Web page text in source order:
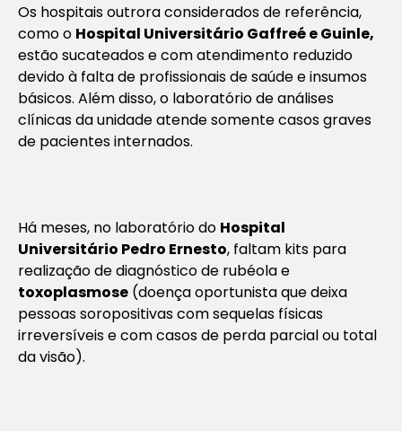
Os hospitais outrora considerados de referência,
como o Hospital Universitário Gaffreé e Guinle,
estão sucateados e com atendimento reduzido
devido à falta de profissionais de saúde e insumos
básicos. Além disso, o laboratório de análises
clínicas da unidade atende somente casos graves
de pacientes internados.
Há meses, no laboratório do Hospital
Universitário Pedro Ernesto, faltam kits para
realização de diagnóstico de rubéola e
toxoplasmose (doença oportunista que deixa
pessoas soropositivas com sequelas físicas
irreversíveis e com casos de perda parcial ou total
da visão).